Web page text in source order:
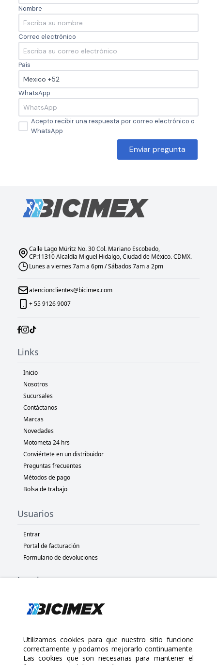
Nombre
Correo electrónico
País
WhatsApp
Acepto recibir una respuesta por correo electrónico o
WhatsApp
Enviar pregunta
Calle Lago Müritz No. 30 Col. Mariano Escobedo,
CP:11310 Alcaldía Miguel Hidalgo, Ciudad de México. CDMX.
Lunes a viernes 7am a 6pm / Sábados 7am a 2pm
atencionclientes@bicimex.com
+ 55 9126 9007
Links
Inicio
Nosotros
Sucursales
Contáctanos
Marcas
Novedades
Motometa 24 hrs
Conviértete en un distribuidor
Preguntas frecuentes
Métodos de pago
Bolsa de trabajo
Usuarios
Entrar
Portal de facturación
Formulario de devoluciones
Legal
Políticas de privacidad
Políticas de devolución
Copyright 2025 Bicimex®. All rights reserved. Today is Jueves,
Utilizamos cookies para que nuestro sitio funcione
correctamente y podamos mejorarlo continuamente.
Las cookies que son necesarias para mantener el